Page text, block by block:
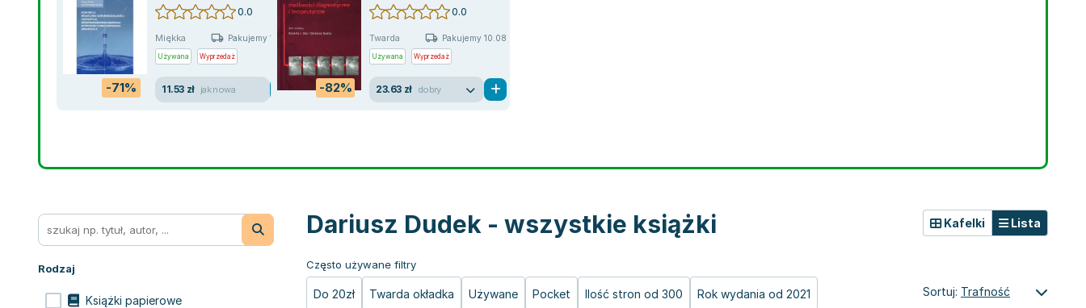
-71%
0.0
Miękka Pakujemy 10.08
Używana Wyprzedaż
11.53 zł jak nowa -82%
0.0
Twarda Pakujemy 10.08
Używana Wyprzedaż
23.63 zł dobry
Rodzaj
Książki papierowe
Dariusz Dudek - wszystkie książki
Często używane filtry
Do 20zł Twarda okładka Używane Pocket Ilość stron od 300 Rok wydania od 2021
Kafelki Lista
Sortuj: Trafność